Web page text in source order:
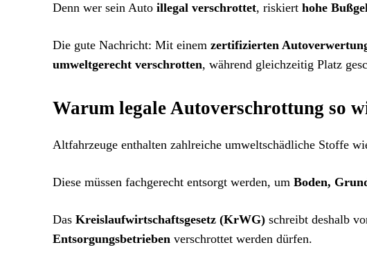
Denn wer sein Auto illegal verschrottet, riskiert hohe
Die gute Nachricht: Mit einem zertifizierten
umweltgerecht verschrotten, während gleichzeitig Platz
Warum legale Autoverschrottung so
Altfahrzeuge enthalten zahlreiche umweltschädliche Stoffe
Diese müssen fachgerecht entsorgt werden, um Boden,
Das Kreislaufwirtschaftsgesetz (KrWG) schreibt deshalb
Entsorgungsbetrieben verschrottet werden dürfen.